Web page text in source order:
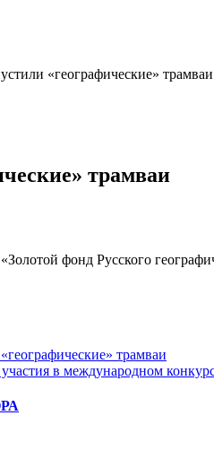
«географические» трамваи
трамваи
фонд Русского
трамваи
в международном